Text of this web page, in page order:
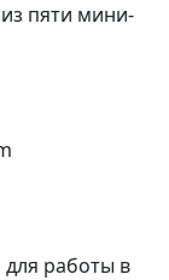
пяти мини-
для работы в